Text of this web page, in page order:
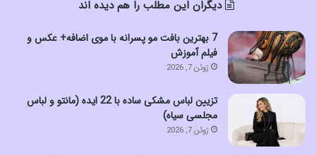
دیگران این مطلب را هم دیده اند
7 بهترین بافت مو پسرانه با موی اضافه+ عکس و
فیلم آموزش
ژوئن 7, 2026
تزیین لباس مشکی ساده با 22 ایده (مانتو و لباس
مجلسی سیاه)
ژوئن 7, 2026